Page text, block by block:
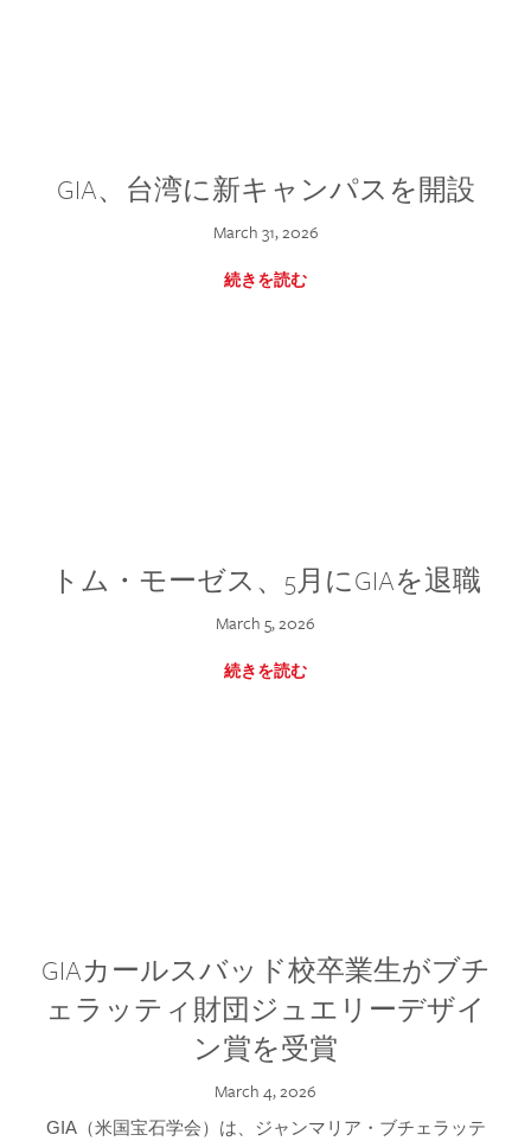
GIA、台湾に新キャンパスを開設
March 31, 2026
続きを読む
トム・モーゼス、5月にGIAを退職
March 5, 2026
続きを読む
GIAカールスバッド校卒業生がブチ
ェラッティ財団ジュエリーデザイ
ン賞を受賞
March 4, 2026
GIA（米国宝石学会）は、ジャンマリア・ブチェラッテ